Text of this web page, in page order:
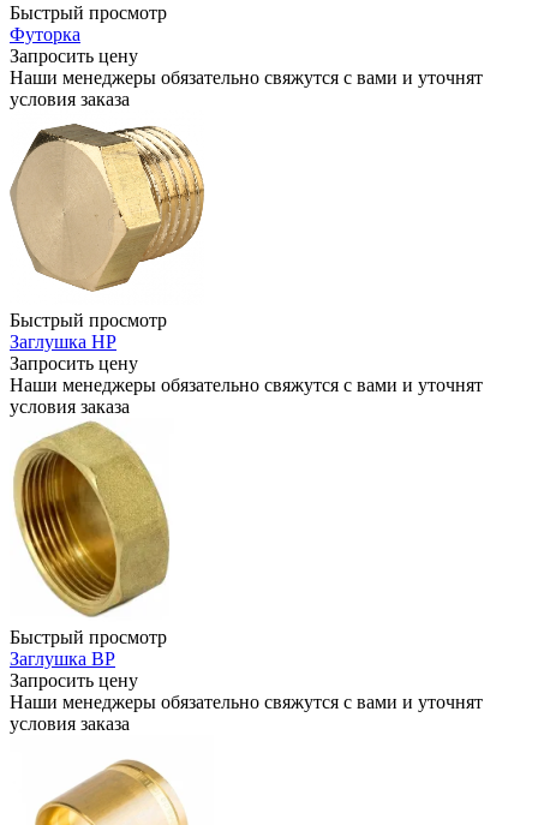
Быстрый просмотр
Футорка
Запросить цену
Наши менеджеры обязательно свяжутся с вами и уточнят
условия заказа
Быстрый просмотр
Заглушка НР
Запросить цену
Наши менеджеры обязательно свяжутся с вами и уточнят
условия заказа
Быстрый просмотр
Заглушка ВР
Запросить цену
Наши менеджеры обязательно свяжутся с вами и уточнят
условия заказа